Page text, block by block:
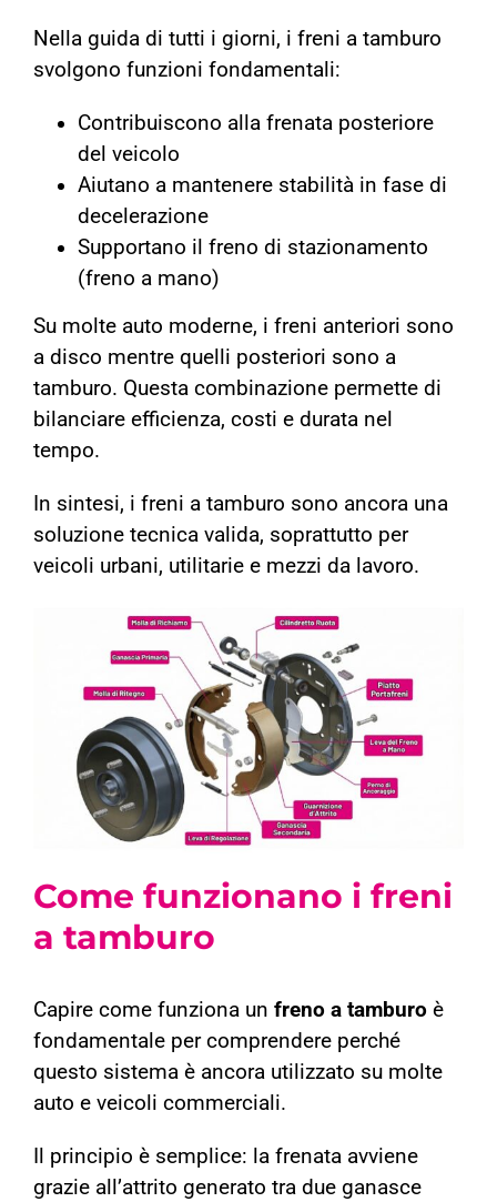
Nella guida di tutti i giorni, i freni a tamburo
svolgono funzioni fondamentali:
Contribuiscono alla frenata posteriore
del veicolo
Aiutano a mantenere stabilità in fase di
decelerazione
Supportano il freno di stazionamento
(freno a mano)
Su molte auto moderne, i freni anteriori sono
a disco mentre quelli posteriori sono a
tamburo. Questa combinazione permette di
bilanciare efficienza, costi e durata nel
tempo.
In sintesi, i freni a tamburo sono ancora una
soluzione tecnica valida, soprattutto per
veicoli urbani, utilitarie e mezzi da lavoro.
Come funzionano i freni
a tamburo
Capire come funziona un freno a tamburo è
fondamentale per comprendere perché
questo sistema è ancora utilizzato su molte
auto e veicoli commerciali.
Il principio è semplice: la frenata avviene
grazie all’attrito generato tra due ganasce